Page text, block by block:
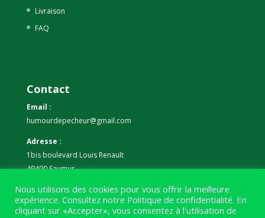
Livraison
FAQ
Contact
Email :
humourdepecheur@gmail.com
Adresse :
1bis boulevard Louis Renault
49400 Saumur
Téléphone :
07 59 61 06 63
Nous utilisons des cookies pour vous offrir la meilleure
expérience. Consultez notre Politique de confidentialité. En
cliquant sur «Accepter», vous consentez à l'utilisation de